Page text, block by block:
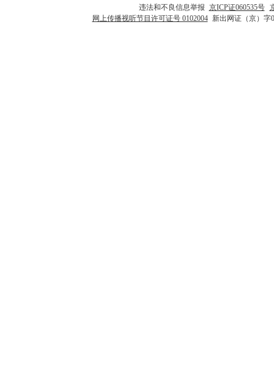
违法和不良信息举报 京ICP证060535号
网上传播视听节目许可证号 0102004 新出网证（京）